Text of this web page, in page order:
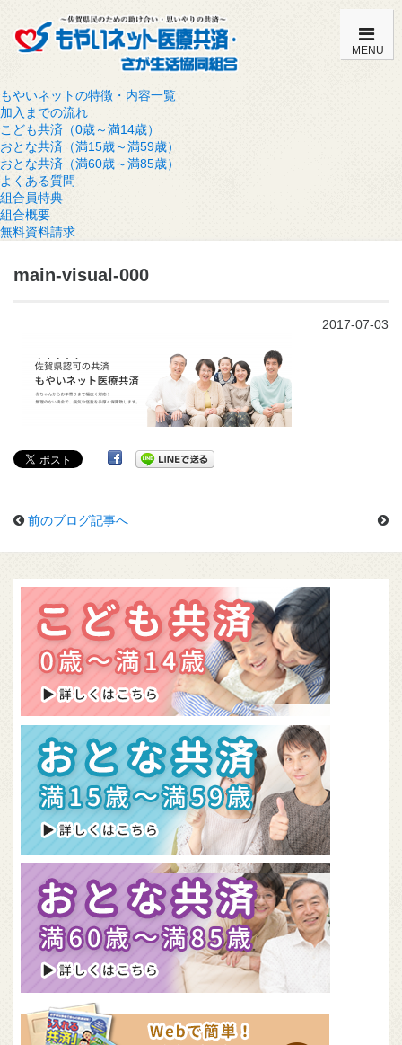
MENU
もやいネットの特徴・内容一覧
加入までの流れ
こども共済（0歳～満14歳）
おとな共済（満15歳～満59歳）
おとな共済（満60歳～満85歳）
よくある質問
組合員特典
組合概要
無料資料請求
main-visual-000
2017-07-03
前のブログ記事へ